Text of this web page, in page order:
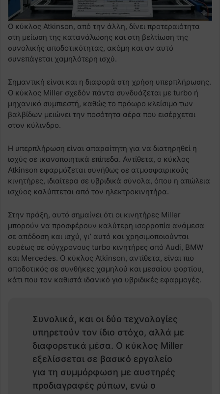
Ο κύκλος Atkinson, από την άλλη, δίνει προτεραιότητα
στη μείωση της κατανάλωσης και στη βελτίωση της
συνολικής αποδοτικότητας, ακόμη και αν αυτό
συνεπάγεται χαμηλότερη ισχύ.
Σημαντική είναι και η διαφορά στη χρήση υπερπλήρωσης.
Ο κύκλος Miller σχεδόν πάντα συνδυάζεται με turbo ή
μηχανικό συμπιεστή, καθώς το πρόωρο κλείσιμο των
βαλβίδων μειώνει την ποσότητα αέρα που εισέρχεται
στον κύλινδρο.
Η υπερπλήρωση είναι απαραίτητη για να διατηρηθεί η
ισχύς σε ικανοποιητικά επίπεδα. Αντίθετα, ο κύκλος
Atkinson εφαρμόζεται συνήθως σε ατμοσφαιρικούς
κινητήρες, ιδιαίτερα σε υβριδικά σύνολα, όπου η απώλεια
ισχύος καλύπτεται από τον ηλεκτροκινητήρα.
Στην πράξη, αυτό σημαίνει ότι οι κινητήρες Miller
μπορούν να προσφέρουν καλύτερη ισορροπία ανάμεσα
σε απόδοση και ισχύ, γι’ αυτό και χρησιμοποιούνται
ευρέως σε σύγχρονους turbo κινητήρες από Audi, BMW
και Mercedes. Ο κύκλος Atkinson, αντίθετα, είναι πιο
αποδοτικός σε συνθήκες χαμηλού και μεσαίου φορτίου,
κάτι που τον καθιστά ιδανικό για υβριδικές εφαρμογές.
Συνολικά, και οι δύο τεχνολογίες
υπηρετούν τον ίδιο στόχο, αλλά με
διαφορετικά μέσα. Ο κύκλος Miller
εξελίσσεται σε βασικό εργαλείο
για τη συμμόρφωση με αυστηρές
προδιαγραφές ρύπων, ενώ ο